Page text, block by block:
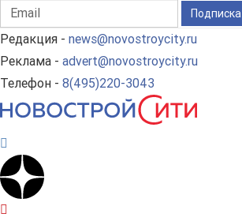
Подписка
Редакция - news@novostroycity.ru
Реклама - advert@novostroycity.ru
Телефон - 8(495)220-3043